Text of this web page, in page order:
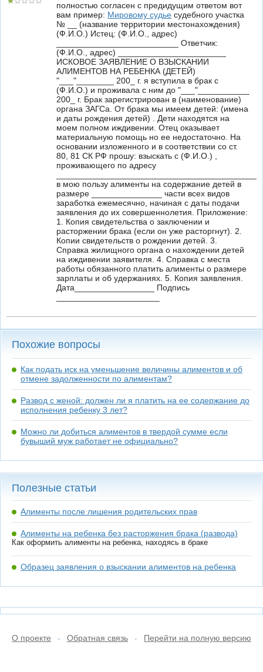
полностью согласен с предидущим ответом вот
вам пример: Мировому судье судебного участка
№ __ (название территории местонахождения)
(Ф.И.О.) Истец: (Ф.И.О., адрес)
__________________________ Ответчик:
(Ф.И.О., адрес) _______________________
ИСКОВОЕ ЗАЯВЛЕНИЕ О ВЗЫСКАНИИ
АЛИМЕНТОВ НА РЕБЕНКА (ДЕТЕЙ)
"___"________ 200_ г. я вступила в брак с
(Ф.И.О.) и проживала с ним до "___"___________
200_ г. Брак зарегистрирован в (наименование)
органа ЗАГСа. От брака мы имеем детей: (имена
и даты рождения детей) . Дети находятся на
моем полном иждивении. Отец оказывает
материальную помощь но ее недостаточно. На
основании изложенного и в соответствии со ст.
80, 81 СК РФ прошу: взыскать с (Ф.И.О.) ,
проживающего по адресу
в мою пользу алименты на содержание детей в
размере _______________ части всех видов
заработка ежемесячно, начиная с даты подачи
заявления до их совершеннолетия. Приложение:
1. Копия свидетельства о заключении и
расторжении брака (если он уже расторгнут). 2.
Копии свидетельств о рождении детей. 3.
Справка жилищного органа о нахождении детей
на иждивении заявителя. 4. Справка с места
работы обязанного платить алименты о размере
зарплаты и об удержаниях. 5. Копия заявления.
Дата_________________ Подпись
Похожие вопросы
Как подать иск на уменьшение величины алиментов и об
отмене задолженности по алиментам?
Развод с женой: должен ли я платить на ее содержание до
исполнения ребенку 3 лет?
Можно ли добиться алиментов в твердой сумме если
бувыший муж работает не официально?
Полезные статьи
Алименты после лишения родительских прав
Алименты на ребенка без расторжения брака (развода)
Как оформить алименты на ребенка, находясь в браке
Образец заявления о взыскании алиментов на ребенка
О проекте • Обратная связь • Перейти на полную версию